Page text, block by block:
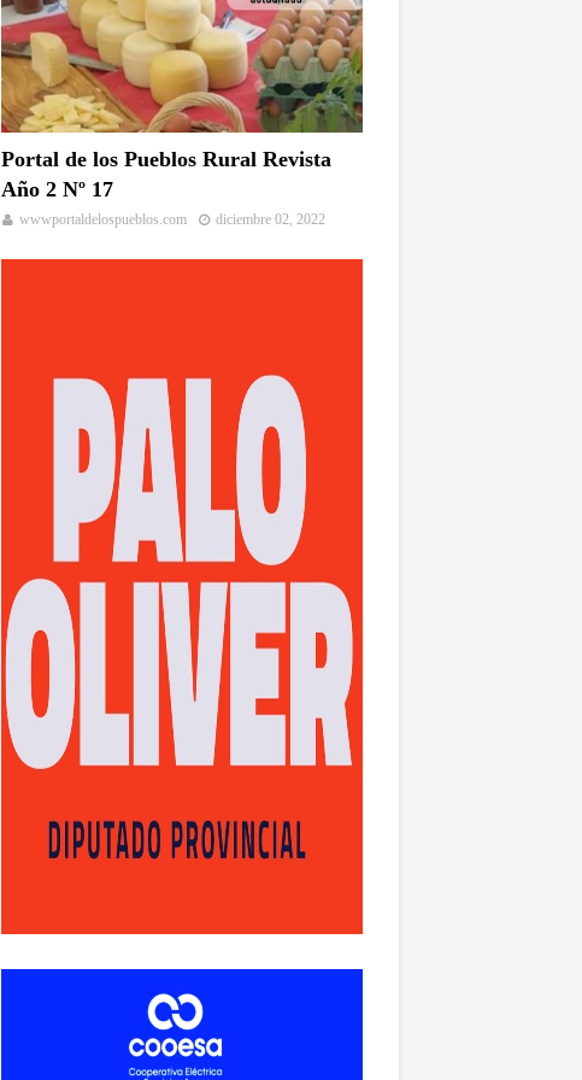
Portal de los Pueblos Rural Revista
Año 2 Nº 17
wwwportaldelospueblos.com diciembre 02, 2022